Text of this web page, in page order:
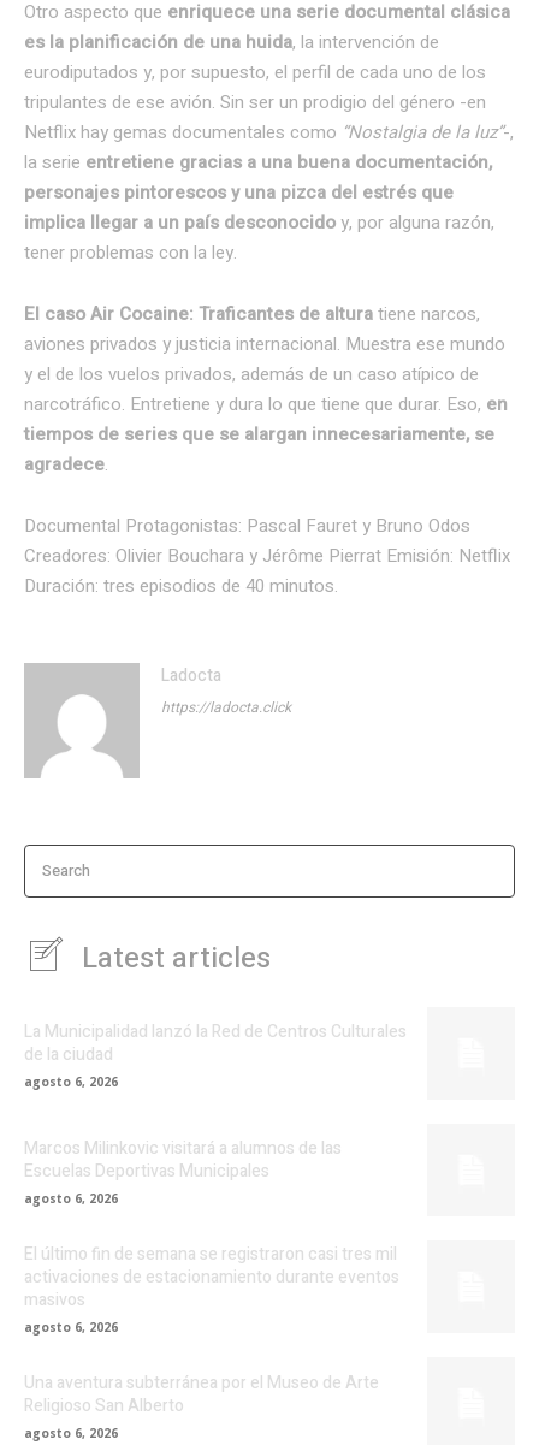
Otro aspecto que enriquece una serie documental clásica
es la planificación de una huida, la intervención de
eurodiputados y, por supuesto, el perfil de cada uno de los
tripulantes de ese avión. Sin ser un prodigio del género -en
Netflix hay gemas documentales como “Nostalgia de la luz”-,
la serie entretiene gracias a una buena documentación,
personajes pintorescos y una pizca del estrés que
implica llegar a un país desconocidoy, por alguna razón,
tener problemas con la ley.
El caso Air Cocaine: Traficantes de alturatiene narcos,
aviones privados y justicia internacional. Muestra ese mundo
y el de los vuelos privados, además de un caso atípico de
narcotráfico. Entretiene y dura lo que tiene que durar. Eso, en
tiempos de series que se alargan innecesariamente, se
agradece.
Documental Protagonistas: Pascal Fauret y Bruno Odos
Creadores: Olivier Bouchara y Jérôme Pierrat Emisión: Netflix
Duración: tres episodios de 40 minutos.
Ladocta
https://ladocta.click
Search
Latest articles
La Municipalidad lanzó la Red de Centros Culturales
de la ciudad
agosto 6, 2026
Marcos Milinkovic visitará a alumnos de las
Escuelas Deportivas Municipales
agosto 6, 2026
El último fin de semana se registraron casi tres mil
activaciones de estacionamiento durante eventos
masivos
agosto 6, 2026
Una aventura subterránea por el Museo de Arte
Religioso San Alberto
agosto 6, 2026